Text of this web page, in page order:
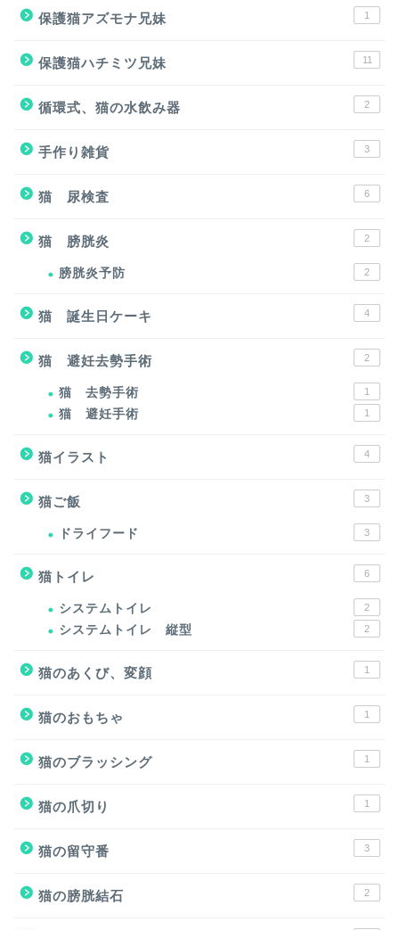
保護猫アズモナ兄妹 1
保護猫ハチミツ兄妹 11
循環式、猫の水飲み器 2
手作り雑貨 3
猫 尿検査 6
猫 膀胱炎 2
膀胱炎予防 2
猫 誕生日ケーキ 4
猫 避妊去勢手術 2
猫 去勢手術 1
猫 避妊手術 1
猫イラスト 4
猫ご飯 3
ドライフード 3
猫トイレ 6
システムトイレ 2
システムトイレ 縦型 2
猫のあくび、変顔 1
猫のおもちゃ 1
猫のブラッシング 1
猫の爪切り 1
猫の留守番 3
猫の膀胱結石 2